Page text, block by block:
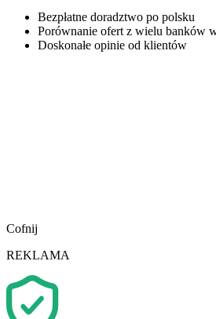
Bezpłatne doradztwo po polsku
Porównanie ofert z wielu banków
Doskonałe opinie od klientów
Cofnij
REKLAMA